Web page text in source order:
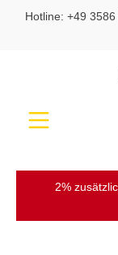
springen
Hotline: +49
2%